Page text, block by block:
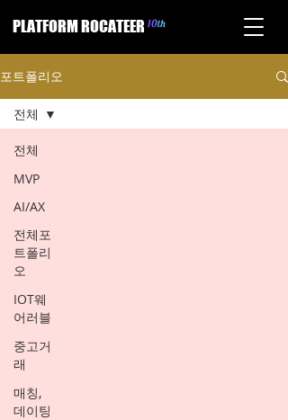
PLATFORM ROCATEER
포트폴리오
전체
MVP
AI/AX
전체포
트폴리
오
IOT웨
어러블
중고거
래
매칭,
데이팅
전체